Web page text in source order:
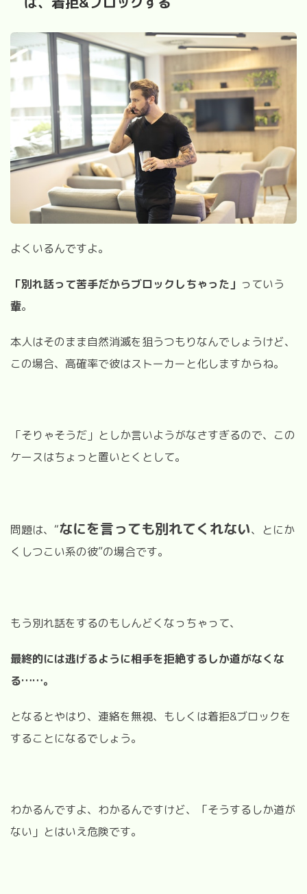
よくいるんですよ。
「別れ話って苦手だからブロックしちゃった」 っていう
輩。
本人はそのまま自然消滅を狙うつもりなんでしょうけど、
この場合、高確率で彼はストーカーと化しますからね。
「そりゃそうだ」としか言いようがなさすぎるので、この
ケースはちょっと置いとくとして。
問題は、“なにを言っても別れてくれない、とにか
くしつこい系の彼”の場合です。
もう別れ話をするのもしんどくなっちゃって、
最終的には逃げるように相手を拒絶するしか道がなくな
る……。
となるとやはり、連絡を無視、もしくは着拒&ブロックを
することになるでしょう。
わかるんですよ、わかるんですけど、「そうするしか道が
ない」とはいえ危険です。